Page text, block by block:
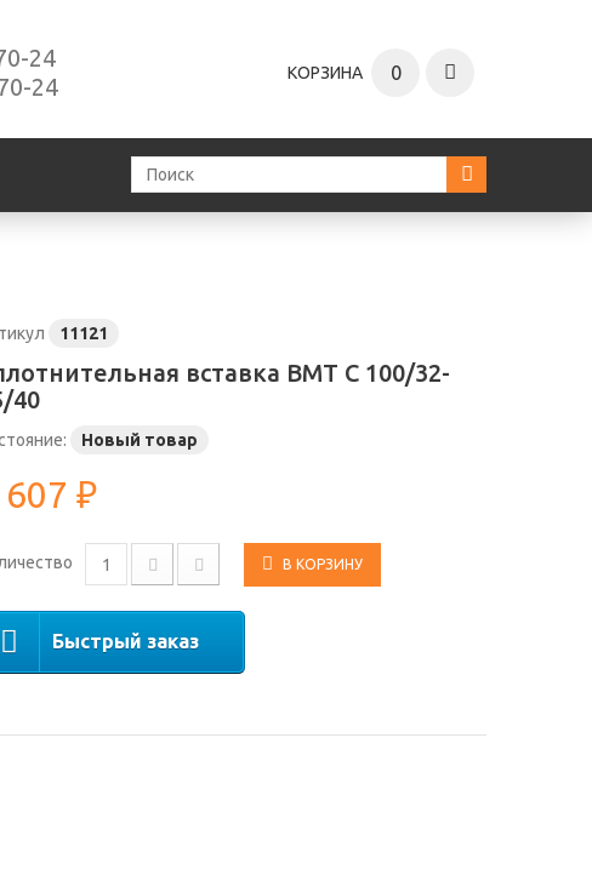
24
24 КОРЗИНА 0
11121
вставка ВМТ С 100/32-
40
Новый товар
607 ₽
В КОРЗИНУ
Быстрый заказ